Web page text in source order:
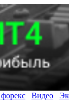
Видео